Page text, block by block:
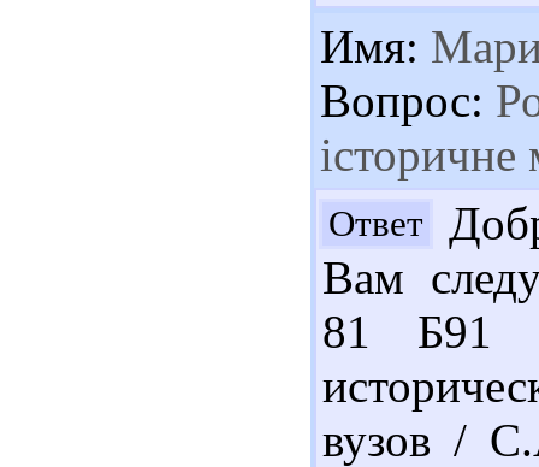
Имя:
Вопрос:
Ответ
Вам
81 Б91
вузов /